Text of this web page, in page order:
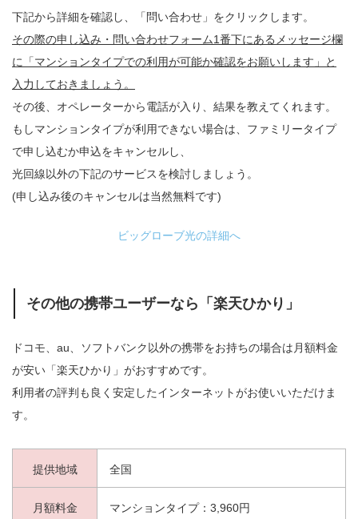
下記から詳細を確認し、「問い合わせ」をクリックします。
その際の申し込み・問い合わせフォーム1番下にあるメッセージ欄
に「マンションタイプでの利用が可能か確認をお願いします」と
入力しておきましょう。
その後、オペレーターから電話が入り、結果を教えてくれます。
もしマンションタイプが利用できない場合は、ファミリータイプ
で申し込むか申込をキャンセルし、
光回線以外の下記のサービスを検討しましょう。
(申し込み後のキャンセルは当然無料です)
ビッグローブ光の詳細へ
その他の携帯ユーザーなら「楽天ひかり」
ドコモ、au、ソフトバンク以外の携帯をお持ちの場合は月額料金
が安い「楽天ひかり」がおすすめです。
利用者の評判も良く安定したインターネットがお使いいただけま
す。
提供地域 全国
月額料金
マンションタイプ：3,960円